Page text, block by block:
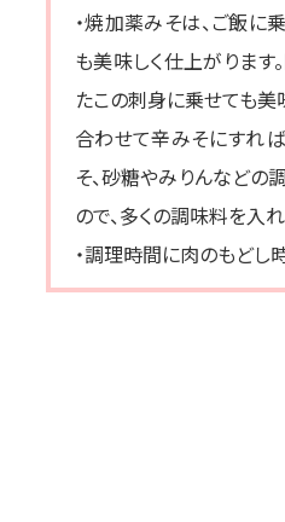
・焼加薬みそは、ご飯に
も美味しく仕上がります
たこの刺身に乗せても美
合わせて辛みそにすれば
そ、砂糖やみりんなどの
ので、多くの調味料を入
・調理時間に肉のもどし